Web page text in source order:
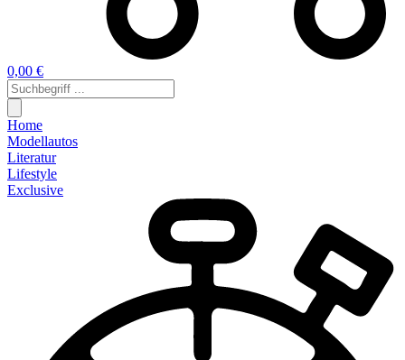
0,00 €
Home
Modellautos
Literatur
Lifestyle
Exclusive